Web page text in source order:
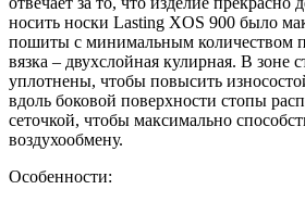
носить носки Lasting XOS 900 было
пошиты с минимальным количеством
вязка – двухслойная кулирная. В зоне
уплотнены, чтобы повысить
вдоль боковой поверхности стопы
сеточкой, чтобы максимально
воздухообмену.
Особенности: